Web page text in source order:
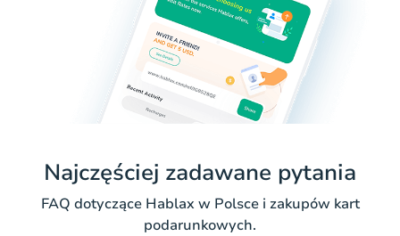
Najczęściej zadawane pytania
FAQ dotyczące Hablax w Polsce i zakupów kart
podarunkowych.